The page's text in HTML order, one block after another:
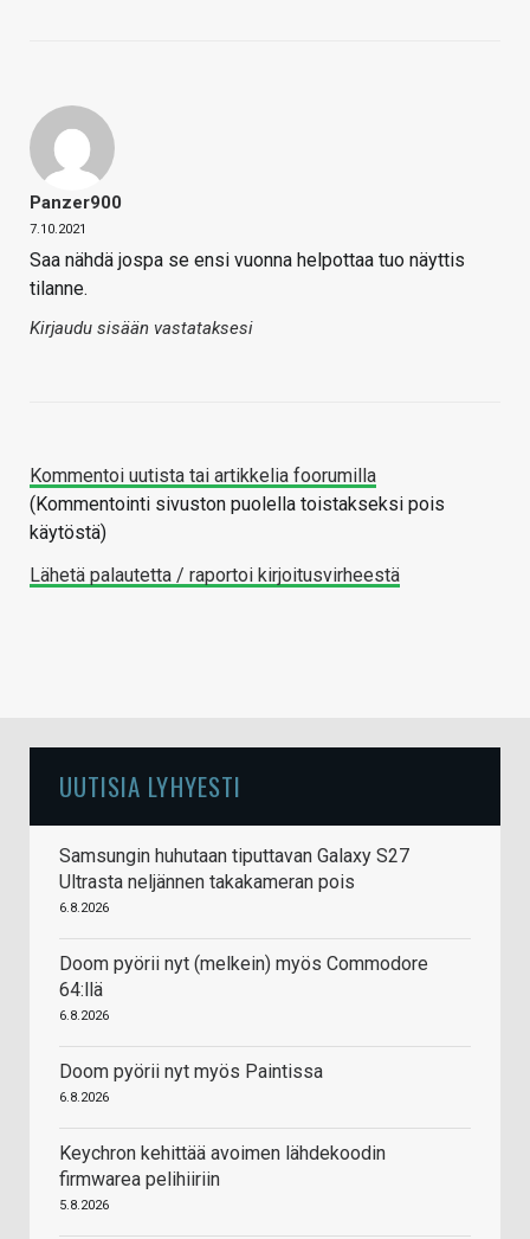
Panzer900
7.10.2021
Saa nähdä jospa se ensi vuonna helpottaa tuo näyttis
tilanne.
Kirjaudu sisään vastataksesi
Kommentoi uutista tai artikkelia foorumilla
(Kommentointi sivuston puolella toistakseksi pois
käytöstä)
Lähetä palautetta / raportoi kirjoitusvirheestä
UUTISIA LYHYESTI
Samsungin huhutaan tiputtavan Galaxy S27
Ultrasta neljännen takakameran pois
6.8.2026
Doom pyörii nyt (melkein) myös Commodore
64:llä
6.8.2026
Doom pyörii nyt myös Paintissa
6.8.2026
Keychron kehittää avoimen lähdekoodin
firmwarea pelihiiriin
5.8.2026